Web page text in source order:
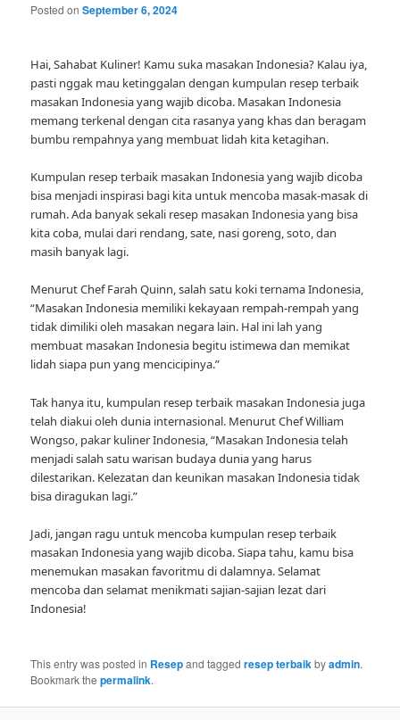
Posted onSeptember 6, 2024
Hai, Sahabat Kuliner! Kamu suka masakan Indonesia? Kalau iya,
pasti nggak mau ketinggalan dengan kumpulan resep terbaik
masakan Indonesia yang wajib dicoba. Masakan Indonesia
memang terkenal dengan cita rasanya yang khas dan beragam
bumbu rempahnya yang membuat lidah kita ketagihan.
Kumpulan resep terbaik masakan Indonesia yang wajib dicoba
bisa menjadi inspirasi bagi kita untuk mencoba masak-masak di
rumah. Ada banyak sekali resep masakan Indonesia yang bisa
kita coba, mulai dari rendang, sate, nasi goreng, soto, dan
masih banyak lagi.
Menurut Chef Farah Quinn, salah satu koki ternama Indonesia,
“Masakan Indonesia memiliki kekayaan rempah-rempah yang
tidak dimiliki oleh masakan negara lain. Hal ini lah yang
membuat masakan Indonesia begitu istimewa dan memikat
lidah siapa pun yang mencicipinya.”
Tak hanya itu, kumpulan resep terbaik masakan Indonesia juga
telah diakui oleh dunia internasional. Menurut Chef William
Wongso, pakar kuliner Indonesia, “Masakan Indonesia telah
menjadi salah satu warisan budaya dunia yang harus
dilestarikan. Kelezatan dan keunikan masakan Indonesia tidak
bisa diragukan lagi.”
Jadi, jangan ragu untuk mencoba kumpulan resep terbaik
masakan Indonesia yang wajib dicoba. Siapa tahu, kamu bisa
menemukan masakan favoritmu di dalamnya. Selamat
mencoba dan selamat menikmati sajian-sajian lezat dari
Indonesia!
This entry was posted in Resepand taggedresep terbaikbyadmin.
Bookmark thepermalink.